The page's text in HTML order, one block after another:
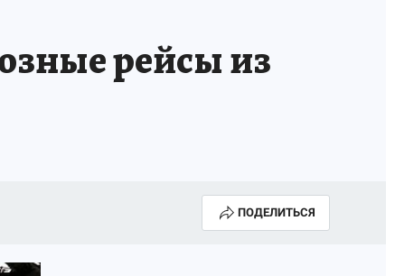
рейсы из
ПОДЕЛИТЬСЯ